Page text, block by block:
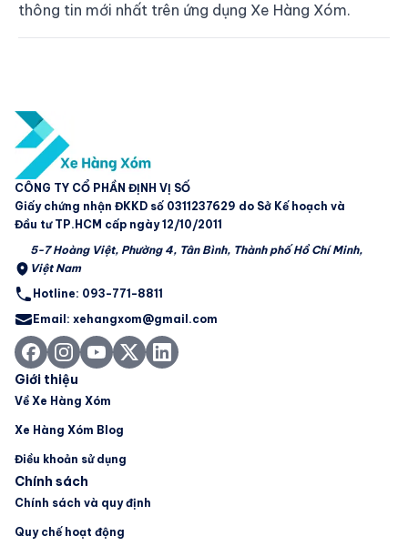
thông tin mới nhất trên ứng dụng Xe Hàng Xóm.
CÔNG TY CỔ PHẦN ĐỊNH VỊ SỐ
Giấy chứng nhận ĐKKD số 0311237629 do Sở Kế hoạch và
Đầu tư TP.HCM cấp ngày 12/10/2011
5-7 Hoàng Việt, Phường 4, Tân Bình, Thành phố Hồ Chí Minh,
Việt Nam
Hotline: 093-771-8811
Email: xehangxom@gmail.com
Giới thiệu
Về Xe Hàng Xóm
Xe Hàng Xóm Blog
Điều khoản sử dụng
Chính sách
Chính sách và quy định
Quy chế hoạt động